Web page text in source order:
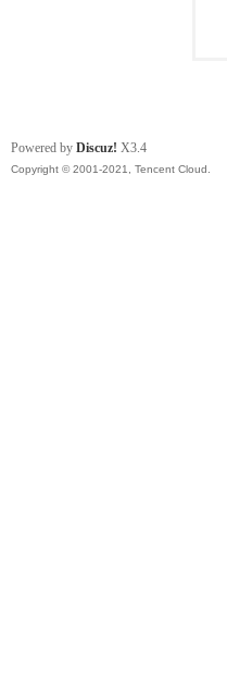
Powered by Discuz! X3.4
Copyright © 2001-2021, Tencent Cloud.